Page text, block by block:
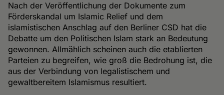
Nach der Veröffentlichung der Dokumente zum
Förderskandal um Islamic Relief und dem
islamistischen Anschlag auf den Berliner CSD hat die
Debatte um den Politischen Islam stark an Bedeutung
gewonnen. Allmählich scheinen auch die etablierten
Parteien zu begreifen, wie groß die Bedrohung ist, die
aus der Verbindung von legalistischem und
gewaltbereitem Islamismus resultiert.